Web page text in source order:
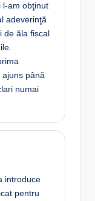
l-am obţinut
adeverinţă
ăla fiscal
până
numai
introduce
pentru